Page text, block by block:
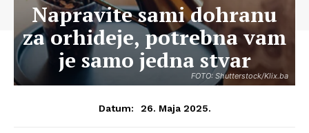
FOTO: Shutterstock/Klix.ba
Napravite sami dohranu
za orhideje, potrebna vam
je samo jedna stvar
Datum: 26. Maja 2025.